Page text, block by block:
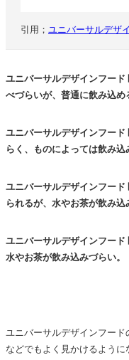
引用； ユニバーサルデザ
ユニバーサルデザインフー
べづらいが、普通に飲み込め
ユニバーサルデザインフー
らく、ものによっては飲み込
ユニバーサルデザインフー
られるが、水やお茶が飲み込
ユニバーサルデザインフー
水やお茶が飲み込みづらい。
ユニバーサルデザインフー
などでもよく見かけるよう